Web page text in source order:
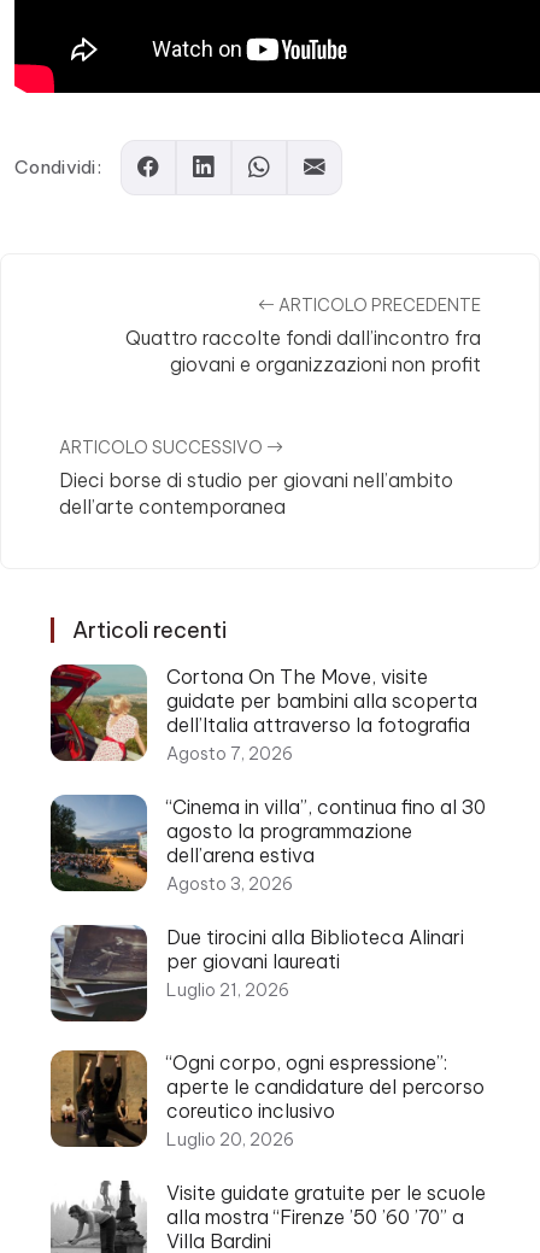
Condividi:
ARTICOLO PRECEDENTE
Quattro raccolte fondi dall’incontro fra
giovani e organizzazioni non profit
ARTICOLO SUCCESSIVO
Dieci borse di studio per giovani nell’ambito
dell’arte contemporanea
Articoli recenti
Cortona On The Move, visite
guidate per bambini alla scoperta
dell’Italia attraverso la fotografia
Agosto 7, 2026
“Cinema in villa”, continua fino al 30
agosto la programmazione
dell’arena estiva
Agosto 3, 2026
Due tirocini alla Biblioteca Alinari
per giovani laureati
Luglio 21, 2026
“Ogni corpo, ogni espressione”:
aperte le candidature del percorso
coreutico inclusivo
Luglio 20, 2026
Visite guidate gratuite per le scuole
alla mostra “Firenze ’50 ’60 ’70” a
Villa Bardini